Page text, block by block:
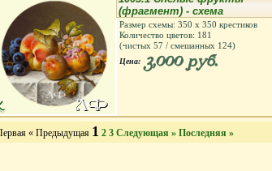
(фрагмент) - схема
Размер схемы: 350 х 350 крестиков
Количество цветов: 181
(чистых 57 / смешанных 124)
Цена: 3,000 руб.
« Предыдущая 1 2 3 Следующая » Последняя »